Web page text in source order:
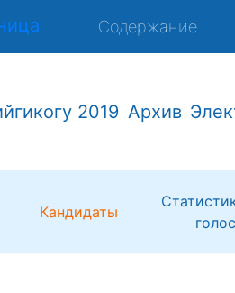
Содержание
2019 Архив
Кандидаты